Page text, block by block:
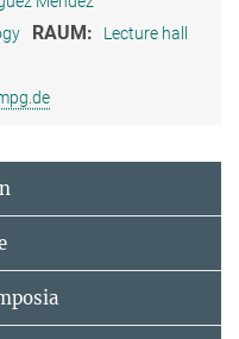
RAUM: Lecture hall